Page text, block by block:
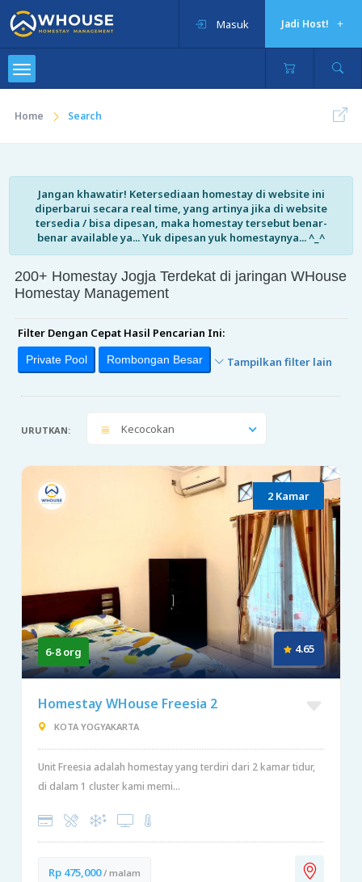
Jadi Host!
Masuk
Home Search
Jangan khawatir! Ketersediaan homestay di website ini
diperbarui secara real time, yang artinya jika di website
tersedia / bisa dipesan, maka homestay tersebut benar-
benar available ya... Yuk dipesan yuk homestaynya... ^_^
200+ Homestay Jogja Terdekat di jaringan WHouse
Homestay Management
Filter Dengan Cepat Hasil Pencarian Ini:
Private Pool Rombongan Besar Tampilkan filter lain
URUTKAN: Kecocokan
2 Kamar
6-8 org 4.65
Homestay WHouse Freesia 2
KOTA YOGYAKARTA
Unit Freesia adalah homestay yang terdiri dari 2 kamar tidur,
di dalam 1 cluster kami memi...
Rp 475,000/ malam